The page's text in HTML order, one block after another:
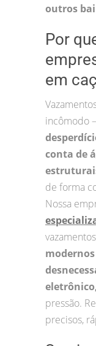
outros
Por
em
incômodo
conta de
de forma
Nossa
pressão.
precisos,